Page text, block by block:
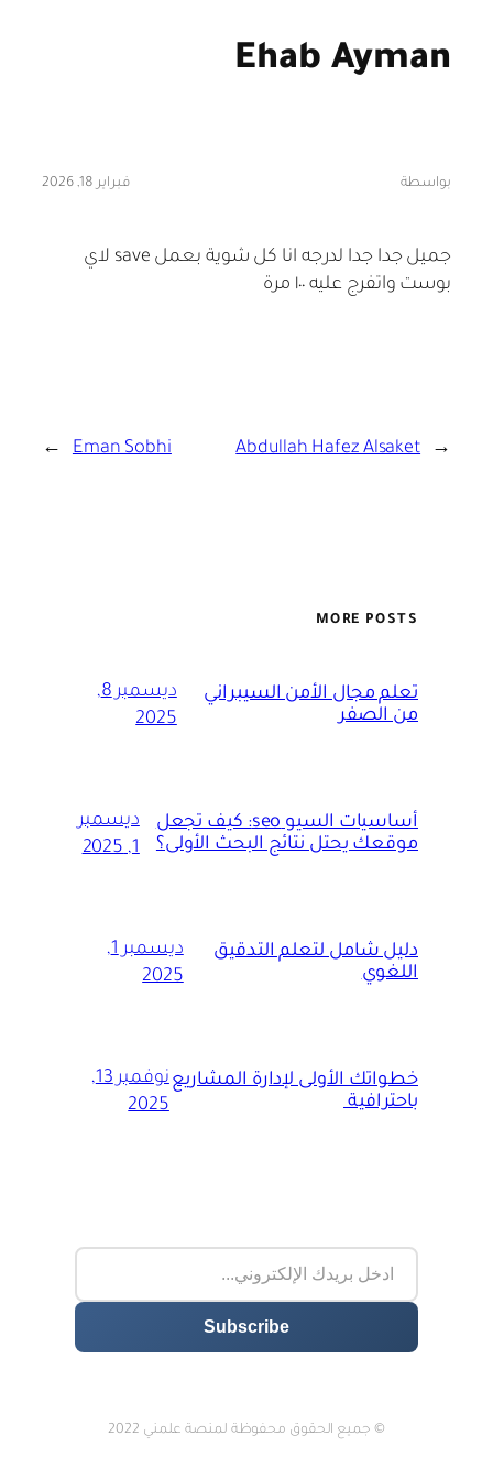
Ehab Ayman
بواسطة فبراير 18, 2026
جميل جدا جدا لدرجه انا كل شوية بعمل save لاي
بوست واتفرج عليه ١٠٠ مرة
←
Abdullah Hafez Alsaket
Eman Sobhi
→
MORE POSTS
تعلم مجال الأمن السيبراني
من الصفر
ديسمبر 8,
2025
أساسيات السيو seo: كيف تجعل
موقعك يحتل نتائج البحث الأولى؟
ديسمبر
1, 2025
دليل شامل لتعلم التدقيق
اللغوي
ديسمبر 1,
2025
خطواتك الأولى لإدارة المشاريع
باحترافية
نوفمبر 13,
2025
© جميع الحقوق محفوظة لمنصة علمني 2022